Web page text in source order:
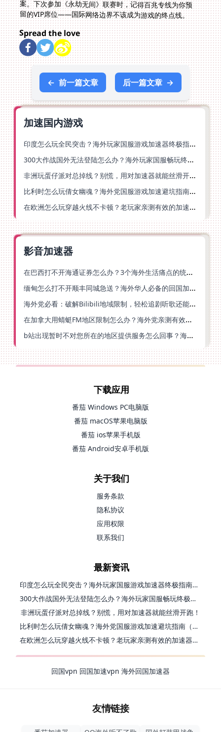
留的VIP席位——国际网络边界不该成为游戏的终点线。
Spread the love
← 前一篇文章 后一篇文章 →
加速国内游戏
印度怎么玩全民突击？海外玩家国服游戏加速器终极指南（附原神延迟优化+精灵之境加速器选择）
300大作战国外无法登陆怎么办？海外玩家国服畅玩终极指南（附实测推荐）
非洲玩蛋仔派对总掉线？别慌，用对加速器就能丝滑开跑！
比利时怎么玩倩女幽魂？海外党国服游戏加速避坑指南（附实测推荐）
在欧洲怎么玩穿越火线不卡顿？老玩家亲测有效的加速器选择指南
影音加速器
在巴西打不开海通证券怎么办？3个海外生活痛点的统一解决方案
缅甸怎么打不开顺丰同城急送？海外华人必备的回国加速指南（附B站会员游戏解决方案）
海外党必看：破解Bilibili地域限制，轻松追剧听歌还能流畅理财的实用指南
在加拿大用蜻蜓FM地区限制怎么办？海外党亲测有效的回国加速方案
b站出现暂时不对您所在的地区提供服务怎么回事？海外党亲测有效的回国加速方案
下载应用
番茄 Windows PC电脑版
番茄 macOS苹果电脑版
番茄 ios苹果手机版
番茄 Android安卓手机版
关于我们
服务条款
隐私协议
应用权限
联系我们
最新资讯
印度怎么玩全民突击？海外玩家国服游戏加速器终极指南（附原神延迟优化+精灵之境加速器选择）
300大作战国外无法登陆怎么办？海外玩家国服畅玩终极指南（附实测推荐）
非洲玩蛋仔派对总掉线？别慌，用对加速器就能丝滑开跑！
比利时怎么玩倩女幽魂？海外党国服游戏加速避坑指南（附实测推荐）
在欧洲怎么玩穿越火线不卡顿？老玩家亲测有效的加速器选择指南
回国vpn 回国加速vpn 海外回国加速器
友情链接